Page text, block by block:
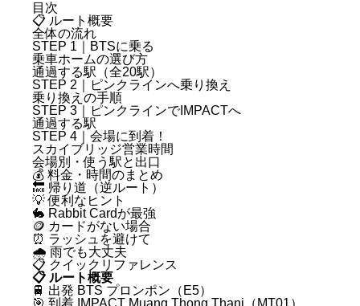
県人会について
目次
📋 ルート概要
全体の流れ
STEP 1｜BTSに乗る
乗車ホームの選び方
通過する駅（全20駅）
STEP 2｜ピンクラインへ乗り換え
乗り換えの手順
STEP 3｜ピンクラインでIMPACTへ
通過する駅
STEP 4｜会場に到着！
スカイブリッジ営業時間
会場別・使う駅と出口
💰 料金・時間のまとめ
🔙 帰り道（逆ルート）
💡 便利なヒント
🐇 Rabbit Cardが最強
🪙 カードがない場合
⏰ ラッシュを避けて
🌧️ 雨でも大丈夫
📋 クイックリファレンス
📋 ルート概要
🚆 出発 BTS プロンポン（E5）
🎯 到着 IMPACT Muang Thong Thani（MT01）